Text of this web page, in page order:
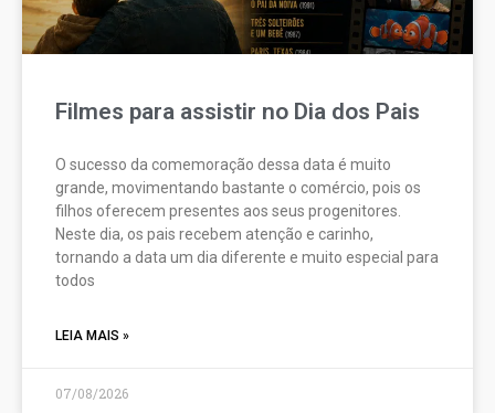
Filmes para assistir no Dia dos Pais
O sucesso da comemoração dessa data é muito
grande, movimentando bastante o comércio, pois os
filhos oferecem presentes aos seus progenitores.
Neste dia, os pais recebem atenção e carinho,
tornando a data um dia diferente e muito especial para
todos
LEIA MAIS »
07/08/2026